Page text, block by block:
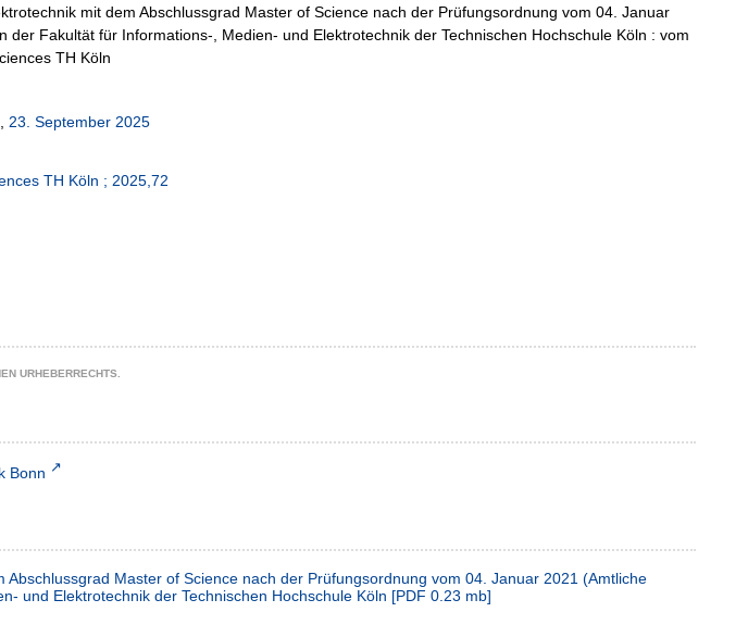
mit dem Abschlussgrad Master of Science nach der Prüfungsordnung vom 04. Januar
der Fakultät für Informations-, Medien- und Elektrotechnik der Technischen Hochschule Köln : vom
TH Köln
, 23. September 2025
TH Köln ; 2025,72
URHEBERRECHTS.
Bonn
Master of Science nach der Prüfungsordnung vom 04. Januar 2021 (Amtliche
und Elektrotechnik der Technischen Hochschule Köln [PDF 0.23 mb]